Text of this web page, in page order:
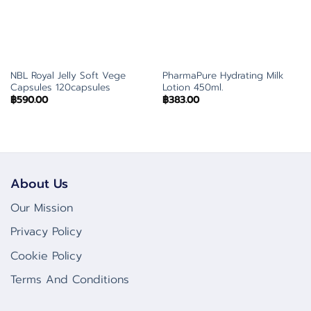
NBL Royal Jelly Soft Vege
Capsules 120capsules
฿590.00
PharmaPure Hydrating Milk
Lotion 450ml.
฿383.00
About Us
Our Mission
Privacy Policy
Cookie Policy
Terms And Conditions